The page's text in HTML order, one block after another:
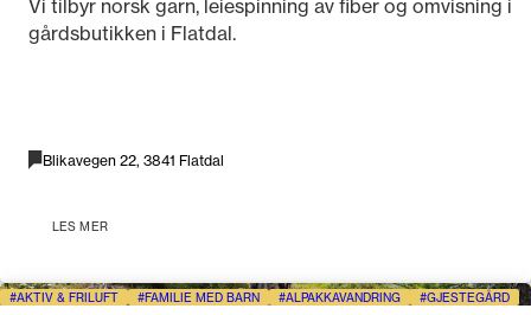
Vi tilbyr norsk garn, leiespinning av fiber og omvisning i
gårdsbutikken i Flatdal.
Blikavegen 22, 3841 Flatdal
LES MER
AKTIV & FRILUFT FAMILIE MED BARN ALPAKKAVANDRING GJESTEGÅRD